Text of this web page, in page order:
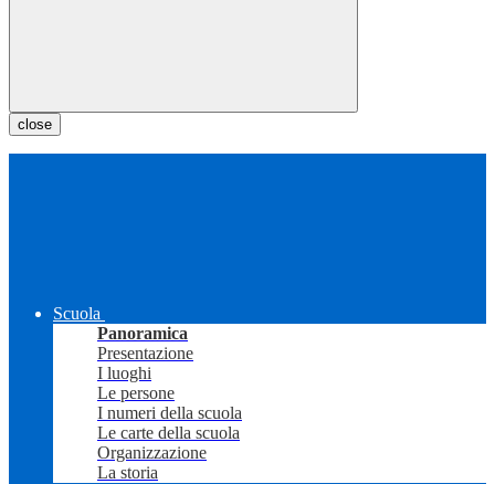
close
Scuola
Panoramica
Presentazione
I luoghi
Le persone
I numeri della scuola
Le carte della scuola
Organizzazione
La storia